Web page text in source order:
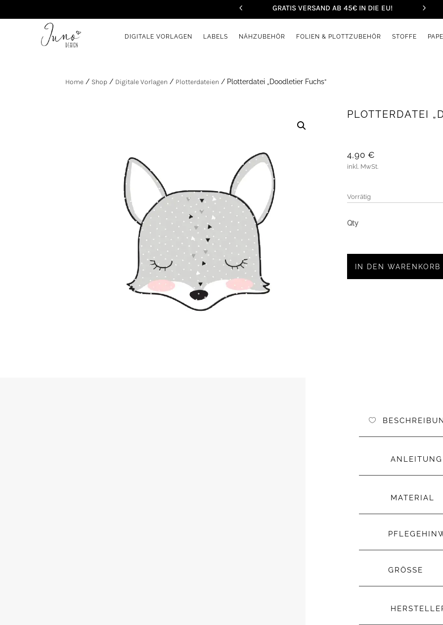
GRATIS VERSAND AB 45€ IN DIE EU!
DIGITALE VORLAGEN LABELS NÄHZUBEHÖR FOLIEN & PLOTTZUBEHÖR STOFFE
Home / Shop / Digitale Vorlagen / Plotterdateien / Plotterdatei „Doodletier Fuchs“
PLOTTERDATEI
4,90 €
inkl. MwSt.
Vorrätig
IN DEN WARENKORB
ANLEITUNG
MATERIAL
GRÖSSE